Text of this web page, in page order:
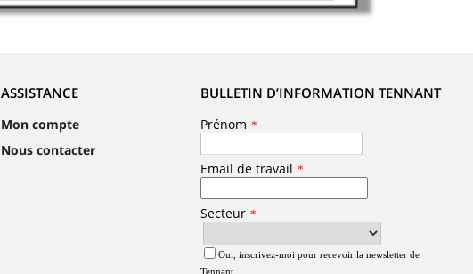
ASSISTANCE
Mon compte
Nous contacter
BULLETIN D’INFORMATION TENNANT